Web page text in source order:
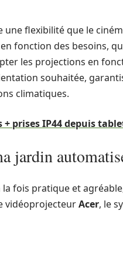
flexibilité que le
fonction des besoins,
les projections en
souhaitée,
climatiques.
+ prises IP44 depuis
jardin
fois pratique et
vidéoprojecteurAcer, le